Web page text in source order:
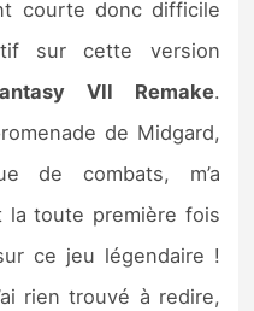
courte donc difficile
sur cette version
VII Remake.
de Midgard,
de combats, m’a
la toute première fois
ce jeu légendaire !
rien trouvé à redire,